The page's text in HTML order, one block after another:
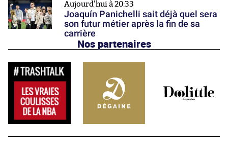
Aujourd'hui à 20:33
Joaquín Panichelli sait déjà quel sera
son futur métier après la fin de sa
carrière
Nos partenaires